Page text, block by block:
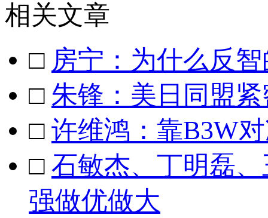
相关文章
□ 房宁：为什么反
□ 朱锋：美日同盟
□ 许维鸿：靠B3W
□ 石敏杰、丁明磊
强做优做大